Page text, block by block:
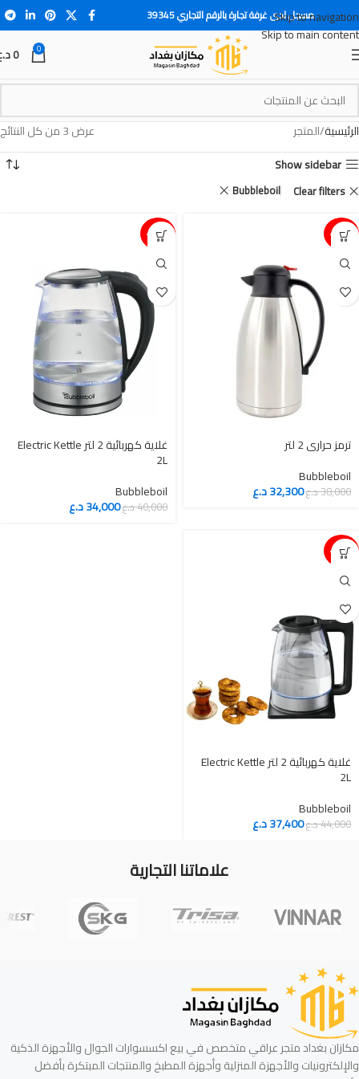
Skip to navigation
Skip to main content
مسجل لدى غرفة تجارة بالرقم التجاري 39345
0
0
الرئيسية المتجر
عرض ⁦3⁩ من كل النتائج
Show sidebar
Clear filters
Bubbleboil
15%-
ترمز حراري 2 لتر
Bubbleboil
38,000د.ع32,300د.ع
15%-
غلاية كهربائية 2 لتر Electric Kettle
2L
Bubbleboil
40,000د.ع34,000د.ع
15%-
غلاية كهربائية 2 لتر Electric Kettle
2L
Bubbleboil
44,000د.ع37,400د.ع
علاماتنا التجارية
مكازان بغداد متجر عراقي متخصص في بيع اكسسوارات الجوال والأجهزة الذكية
والإلكترونيات والأجهزة المنزلية وأجهزة المطبخ والمنتجات المبتكرة بأفضل